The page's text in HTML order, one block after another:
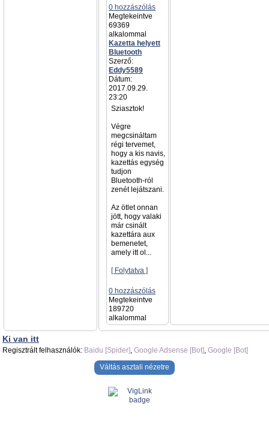
0 hozzászólás
Megtekeintve
69369
alkalommal
Kazetta helyett
Bluetooth
Szerző:
Eddy5589
Dátum:
2017.09.29.
23:20
Sziasztok!
Végre
megcsináltam
régi tervemet,
hogy a kis navis,
kazettás egység
tudjon
Bluetooth-ról
zenét lejátszani.
Az ötlet onnan
jött, hogy valaki
már csinált
kazettára aux
bemenetet,
amely itt ol...
[ Folytatva ]
0 hozzászólás
Megtekeintve
189720
alkalommal
Ki van itt
Regisztrált felhasználók: Baidu [Spider], Google Adsense [Bot], Google [Bot]
Váltás asztali nézetre